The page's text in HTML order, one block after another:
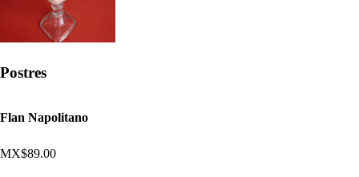
Postres
Flan Napolitano
MX$89.00